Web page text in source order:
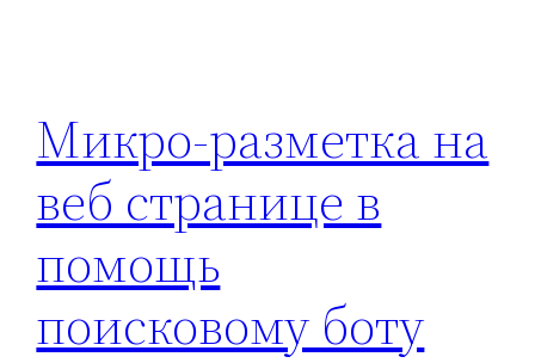
Микро-разметка на
веб странице в
помощь
поисковому боту